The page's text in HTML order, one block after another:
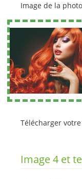
Image de la
Télécharger
Image 4 et